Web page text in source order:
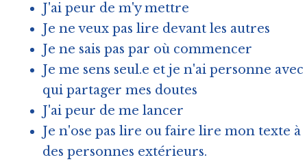
J'ai peur de m'y mettre
Je ne veux pas lire devant les autres
Je ne sais pas par où commencer
Je me sens seul.e et je n'ai personne avec
qui partager mes doutes
J'ai peur de me lancer
Je n'ose pas lire ou faire lire mon texte à
des personnes extérieurs.